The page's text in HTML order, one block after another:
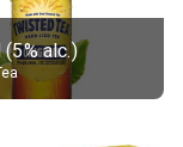
alc.)